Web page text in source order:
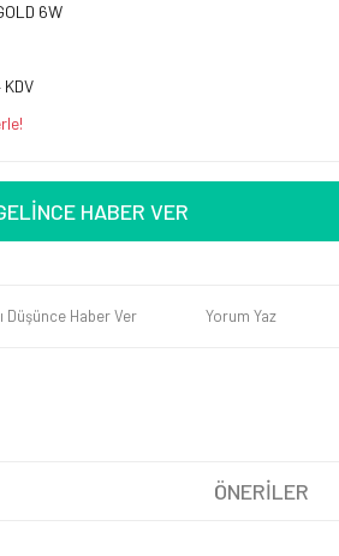
6W
KDV
HABER VER
Düşünce Haber Ver Yorum Yaz
ÖNERİLER